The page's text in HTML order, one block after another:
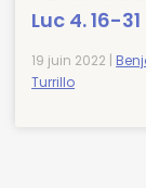
Luc 4. 16-31
19 juin 2022 |
Turrillo